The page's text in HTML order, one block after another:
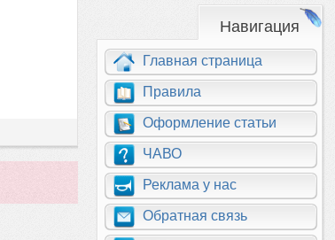
Навигация
Главная страница
Правила
Оформление статьи
ЧАВО
Реклама у нас
Обратная связь